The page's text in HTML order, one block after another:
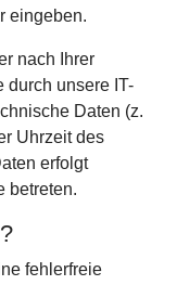
eingeben.
nach Ihrer
durch unsere IT-
Daten (z.
Uhrzeit des
erfolgt
betreten.
fehlerfreie